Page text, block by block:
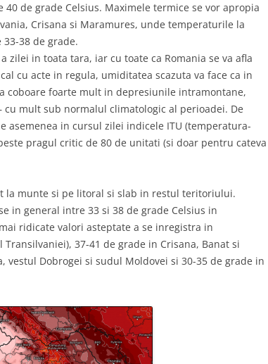
de grade Celsius. Maximele termice se vor apropia
Crisana si Maramures, unde temperaturile la
38 de grade.
zilei in toata tara, iar cu toate ca Romania se va afla
cu acte in regula, umiditatea scazuta va face ca in
coboare foarte mult in depresiunile intramontane,
cu mult sub normalul climatologic al perioadei. De
asemenea in cursul zilei indicele ITU (temperatura-
pragul critic de 80 de unitati (si doar pentru cateva
la munte si pe litoral si slab in restul teritoriului.
in general intre 33 si 38 de grade Celsius in
ridicate valori asteptate a se inregistra in
37-41 de grade in Crisana, Banat si
vestul Dobrogei si sudul Moldovei si 30-35 de grade in